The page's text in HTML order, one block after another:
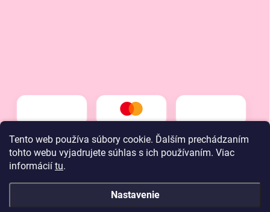
Tento web používa súbory cookie. Ďalším prechádzaním
tohto webu vyjadrujete súhlas s ich používaním. Viac
informácií tu.
Nastavenie
Copyright 2026LT kids. Všetky práva vyhradené.